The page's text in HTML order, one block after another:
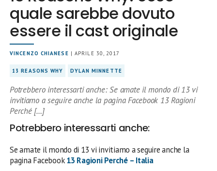
quale sarebbe dovuto
essere il cast originale
VINCENZO CHIANESE | APRILE 30, 2017
13 REASONS WHY DYLAN MINNETTE
Potrebbero interessarti anche: Se amate il mondo di 13 vi
invitiamo a seguire anche la pagina Facebook 13 Ragioni
Perché […]
Potrebbero interessarti anche:
Se amate il mondo di 13 vi invitiamo a seguire anche la
pagina Facebook13 Ragioni Perché – Italia